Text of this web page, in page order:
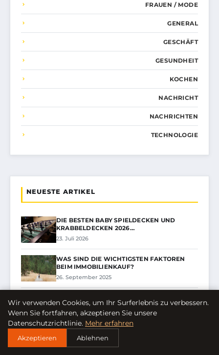
FRAUEN / MODE
GENERAL
GESCHÄFT
GESUNDHEIT
KOCHEN
NACHRICHT
NACHRICHTEN
TECHNOLOGIE
NEUESTE ARTIKEL
DIE BESTEN BABY SPIELDECKEN UND
KRABBELDECKEN 2026…
23. Juli 2026
WAS SIND DIE WICHTIGSTEN FAKTOREN
BEIM IMMOBILIENKAUF?
26. September 2025
UNSERE ERSPARNISSE…
5. September 2025
Wir verwenden Cookies, um Ihr Surferlebnis zu verbessern.
Wenn Sie fortfahren, akzeptieren Sie unsere
Datenschutzrichtlinie. Mehr erfahren
Akzeptieren Ablehnen